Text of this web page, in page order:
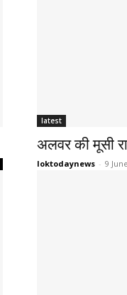
latest
अलवर की मूसी
loktodaynews - 9